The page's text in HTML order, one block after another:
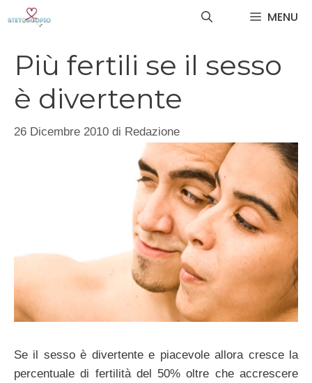
MENU
Più fertili se il sesso
è divertente
26 Dicembre 2010 di Redazione
Se il sesso è divertente e piacevole allora cresce la
percentuale di fertilità del 50% oltre che accrescere